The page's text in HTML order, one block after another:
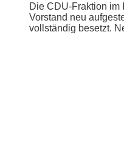
Die CDU-Fraktion im
Vorstand neu
vollständig besetzt.